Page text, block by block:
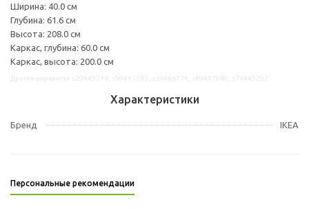
Ширина: 40.0 см
Глубина: 61.6 см
Высота: 208.0 см
Каркас, глубина: 60.0 см
Каркас, высота: 200.0 см
Характеристики
Бренд IKEA
Персональные рекомендации